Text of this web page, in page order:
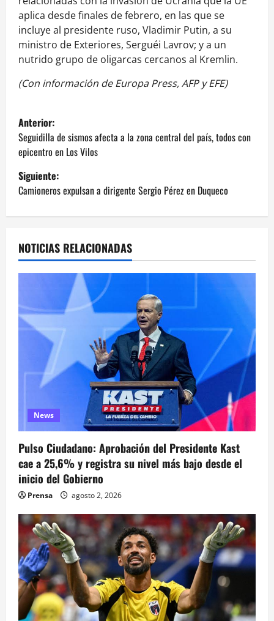
aplica desde finales de febrero, en las que se
incluye al presidente ruso, Vladimir Putin, a su
ministro de Exteriores, Serguéi Lavrov; y a un
nutrido grupo de oligarcas cercanos al Kremlin.
(Con información de Europa Press, AFP y EFE)
N
a
v
e
g
a
c
i
ó
d
e
n
t
r
a
d
a
s
Anterior:
Seguidilla de sismos afecta a la zona central del país, todos con
epicentro en Los Vilos
Siguiente:
Camioneros expulsan a dirigente Sergio Pérez en Duqueco
NOTICIAS RELACIONADAS
News
Pulso Ciudadano: Aprobación del Presidente Kast
cae a 25,6% y registra su nivel más bajo desde el
inicio del Gobierno
Prensa agosto 2, 2026